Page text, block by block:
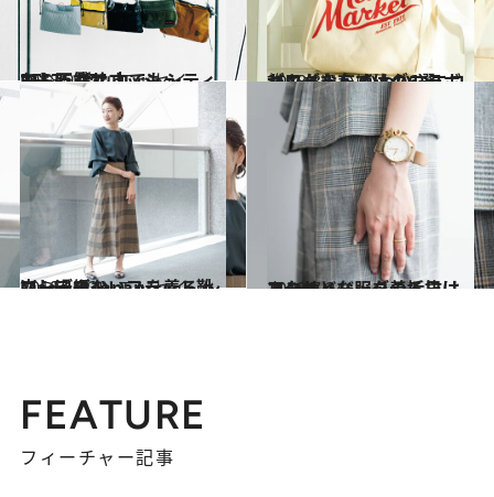
2018.9.17
おしゃれサコッシュBEST5 登山中でもシティでも万能です
コミック ＆ エッセイ 2018.8.6
ハワイならではのコラボがキュート かわいいエコバッグ＆布バッグ6選
旅＆お出かけ
2018.10.3
Made in Japanを着る ～崩し過ぎないフラット靴コーデ編～
コミック ＆ エッセイ 2018.7.24
コンサバな服を着る日は アクセとバッグの垢抜けルール
カルチャー
FEATURE
フィーチャー記事